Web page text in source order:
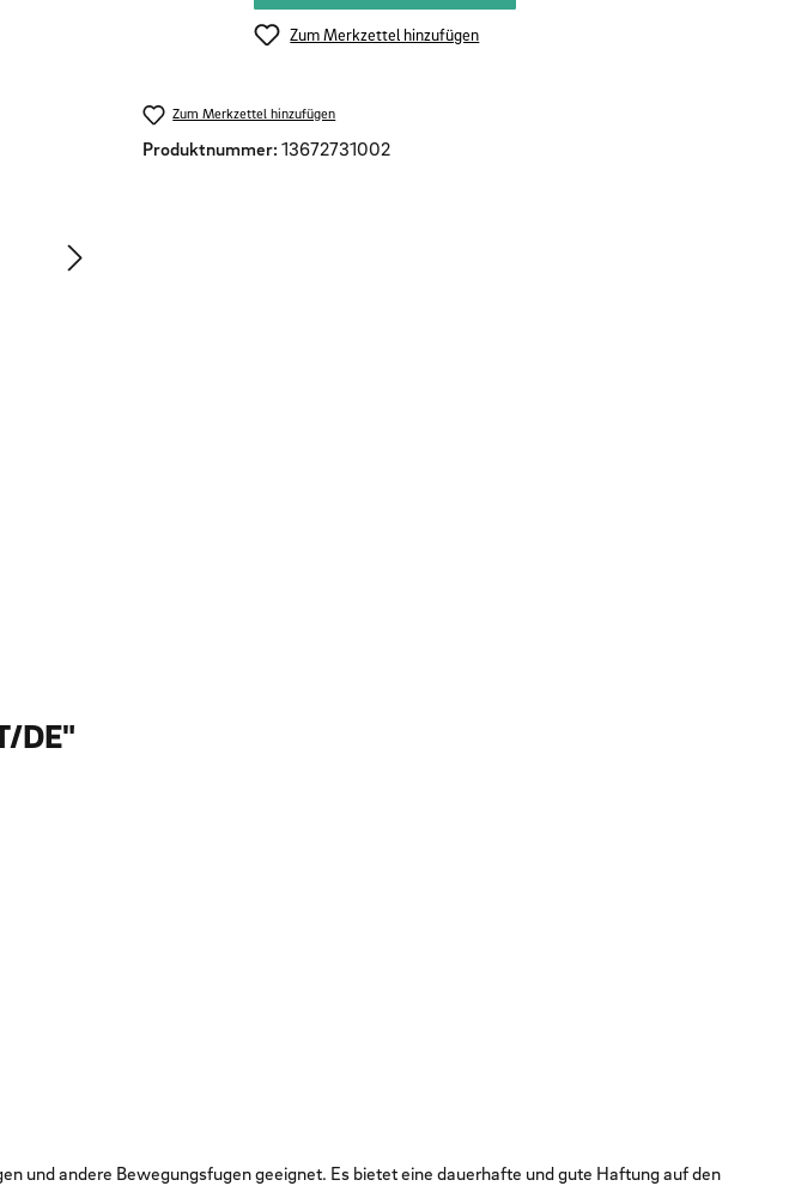
Zum Merkzettel hinzufügen
Zum Merkzettel hinzufügen
Produktnummer: 13672731002
DE"
und andere Bewegungsfugen geeignet. Es bietet eine dauerhafte und gute Haftung auf den